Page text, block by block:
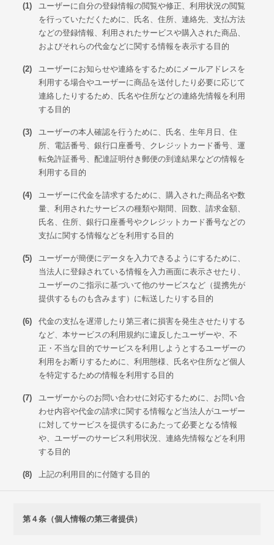
(1)
ユーザーに自分の登録情報の閲覧や修正、利用状況の閲覧
を行っていただくために、氏名、住所、連絡先、支払方法
などの登録情報、利用されたサービスや購入された商品、
およびそれらの代金などに関する情報を表示する目的
(2)
ユーザーにお知らせや連絡をするためにメールアドレスを
利用する場合やユーザーに商品を送付したり必要に応じて
連絡したりするため、氏名や住所などの連絡先情報を利用
する目的
(3)
ユーザーの本人確認を行うために、氏名、生年月日、住
所、電話番号、銀行口座番号、クレジットカード番号、運
転免許証番号、配達証明付き郵便の到達結果などの情報を
利用する目的
(4)
ユーザーに代金を請求するために、購入された商品名や数
量、利用されたサービスの種類や期間、回数、請求金額、
氏名、住所、銀行口座番号やクレジットカード番号などの
支払に関する情報などを利用する目的
(5)
ユーザーが簡便にデータを入力できるようにするために、
当法人に登録されている情報を入力画面に表示させたり、
ユーザーのご指示に基づいて他のサービスなど（提携先が
提供するものも含みます）に転送したりする目的
(6)
代金の支払を遅滞したり第三者に損害を発生させたりする
など、本サービスの利用規約に違反したユーザーや、不
正・不当な目的でサービスを利用しようとするユーザーの
利用をお断りするために、利用態様、氏名や住所など個人
を特定するための情報を利用する目的
(7)
ユーザーからのお問い合わせに対応するために、お問い合
わせ内容や代金の請求に関する情報など当法人がユーザー
に対してサービスを提供するにあたって必要となる情報
や、ユーザーのサービス利用状況、連絡先情報などを利用
する目的
(8) 上記の利用目的に付随する目的
第４条（個人情報の第三者提供）